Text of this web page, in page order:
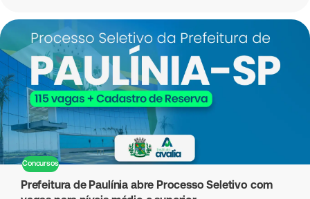
Concursos
Prefeitura de Paulínia abre Processo Seletivo com